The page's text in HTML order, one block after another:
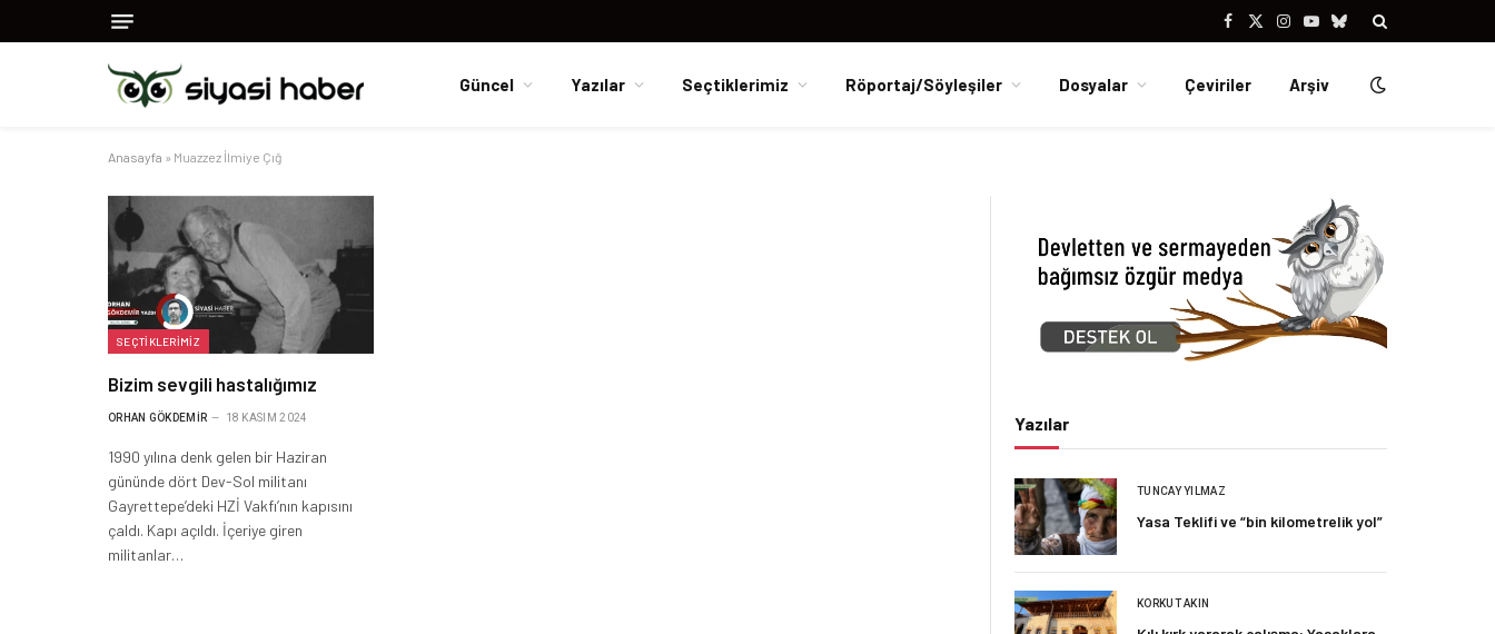
Facebook
X
Instagram
YouTubeBluesky
Güncel Yazılar Seçtiklerimiz Röportaj/Söyleşiler Dosyalar Çeviriler Arşiv
Anasayfa » Muazzez İlmiye Çığ
SEÇTIKLERIMIZ
Bizim sevgili hastalığımız
ORHAN GÖKDEMIR 18 KASIM 2024
1990 yılına denk gelen bir Haziran
gününde dört Dev-Sol militanı
Gayrettepe’deki HZİ Vakfı’nın kapısını
çaldı. Kapı açıldı. İçeriye giren
militanlar…
Yazılar
TUNCAY YILMAZ
Yasa Teklifi ve “bin kilometrelik yol”
KORKUT AKIN